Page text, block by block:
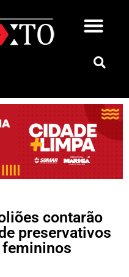
contarão
preservativos